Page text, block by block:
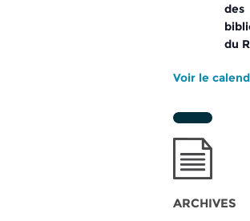
des
du
Voir le
ARCHIVES